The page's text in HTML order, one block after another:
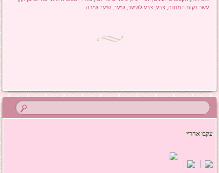
עשר דקות המתנה ,צבע ,צבע לשיער ,שיער ,שיער שיבה
עקבו אחריי